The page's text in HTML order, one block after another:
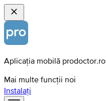
Aplicația mobilă prodoctor.ro
Mai multe funcții noi
Instalați